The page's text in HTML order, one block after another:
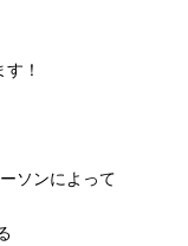
！
ソンによって